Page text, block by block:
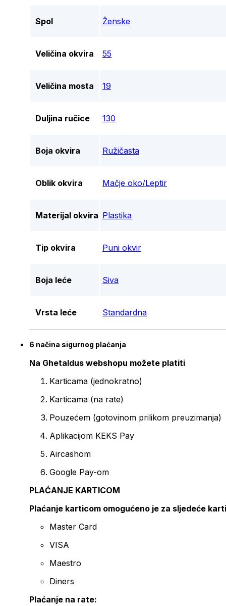
Spol Ženske
Veličina okvira 55
Veličina mosta 19
Duljina ručice 130
Boja okvira Ružičasta
Oblik okvira Mačje oko/Leptir
Materijal okvira Plastika
Tip okvira Puni okvir
Boja leće Siva
Vrsta leće Standardna
6 načina sigurnog plaćanja
Na Ghetaldus webshopu možete platiti
Karticama (jednokratno)
Karticama (na rate)
Pouzećem (gotovinom prilikom preuzimanja)
Aplikacijom KEKS Pay
Aircashom
Google Pay-om
PLAĆANJE KARTICOM
Plaćanje karticom omogućeno je za sljedeće
Master Card
VISA
Maestro
Diners
Plaćanje na rate: